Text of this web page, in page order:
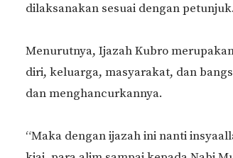
dilaksanakan sesuai dengan petunjuk.
Menurutnya, Ijazah Kubro
diri, keluarga, masyarakat, dan
dan menghancurkannya.
“Maka dengan ijazah ini nanti